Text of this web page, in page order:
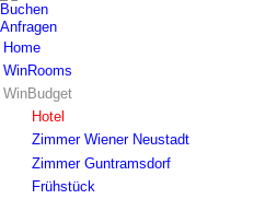
Buchen
Anfragen
Home
WinRooms
Hotel
Zimmer
Frühstück
Bar-Lounge
Bildergalerie
WinBudget
Hotel
Zimmer Wiener Neustadt
Zimmer Guntramsdorf
Frühstück